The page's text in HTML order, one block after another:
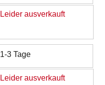
Leider ausverkauft
1-3 Tage
Leider ausverkauft